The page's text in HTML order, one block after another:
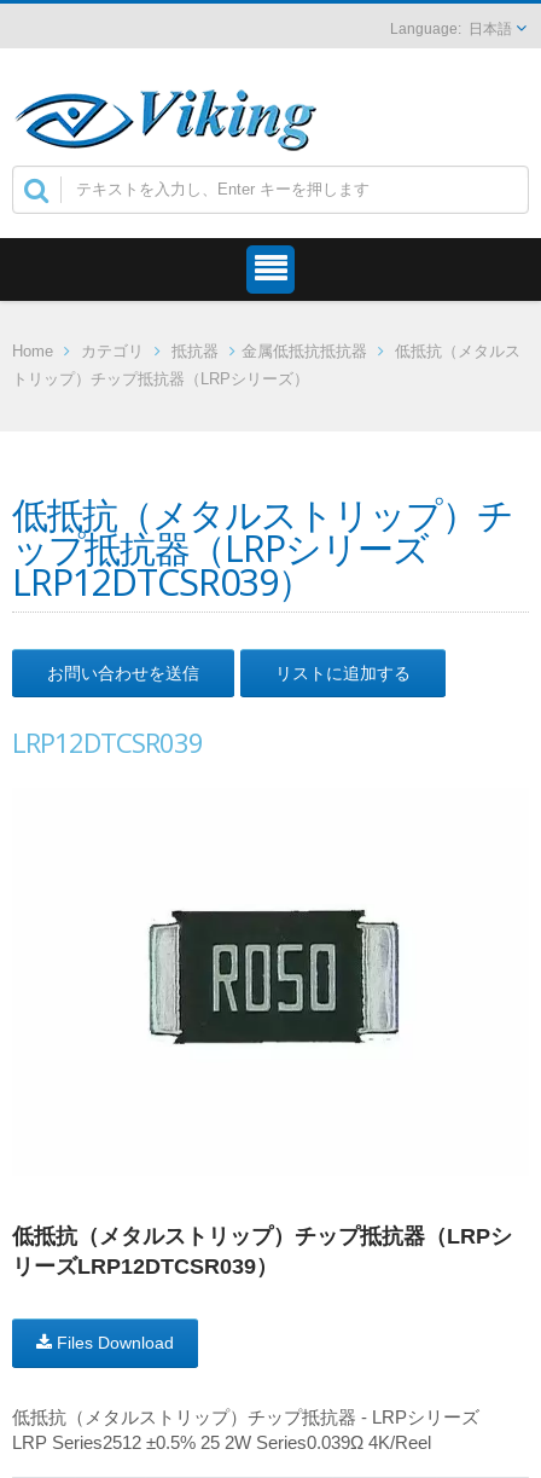
日本語
Home カテゴリ 抵抗器 金属低抵抗抵抗器
低抵抗（メタルス
トリップ）チップ抵抗器（LRPシリーズ）
低抵抗（メタルストリップ）チ
ップ抵抗器（LRPシリーズ
LRP12DTCSR039）
お問い合わせを送信 リストに追加する
LRP12DTCSR039
低抵抗（メタルストリップ）チップ抵抗器（LRPシ
リーズLRP12DTCSR039）
Files Download
低抵抗（メタルストリップ）チップ抵抗器 - LRPシリーズ
LRP Series2512 ±0.5% 25 2W Series0.039Ω 4K/Reel